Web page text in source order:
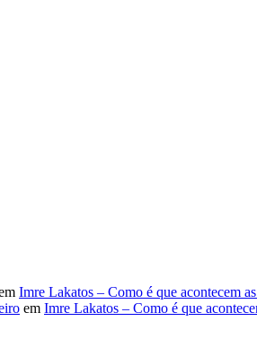
Imre Lakatos – Como é que acontecem
em Imre Lakatos – Como é que